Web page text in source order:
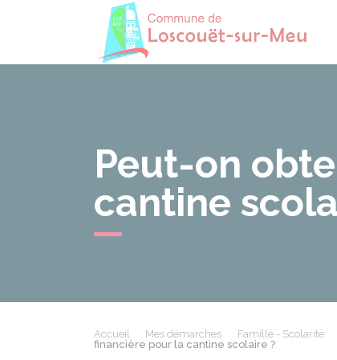
Peut-on
cantine
Accueil Mes démarches Famille - Scolarité
financière pour la cantine scolaire ?